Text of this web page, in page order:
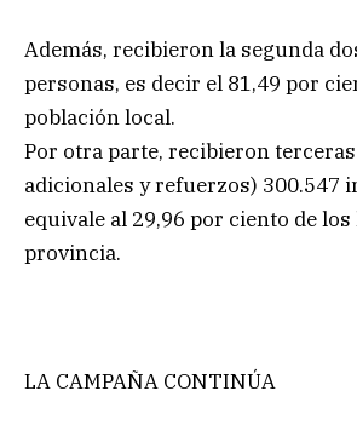
Además, recibieron la segunda
personas, es decir el 81,49 por
población local.
Por otra parte, recibieron
adicionales y refuerzos) 300.547
equivale al 29,96 por ciento de
provincia.
LA CAMPAÑA CONTINÚA